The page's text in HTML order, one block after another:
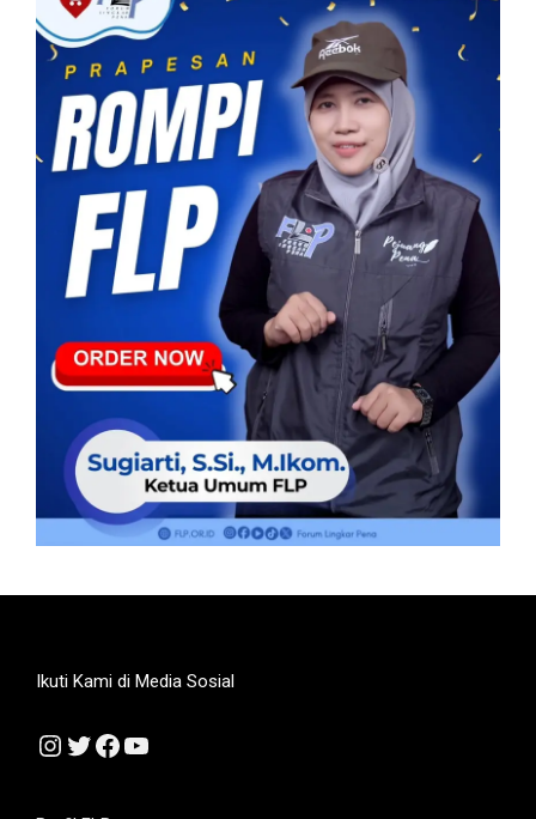
Ikuti Kami di Media Sosial
Instagram
Twitter
Facebook
YouTube